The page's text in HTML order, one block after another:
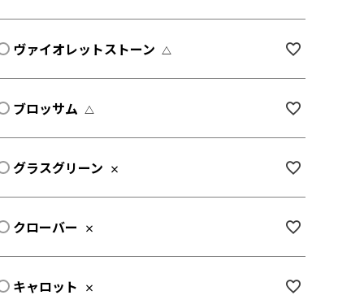
ヴァイオレットストーン △
ブロッサム △
グラスグリーン ×
クローバー ×
キャロット ×